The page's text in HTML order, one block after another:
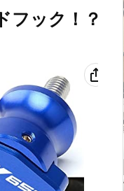
フック！？